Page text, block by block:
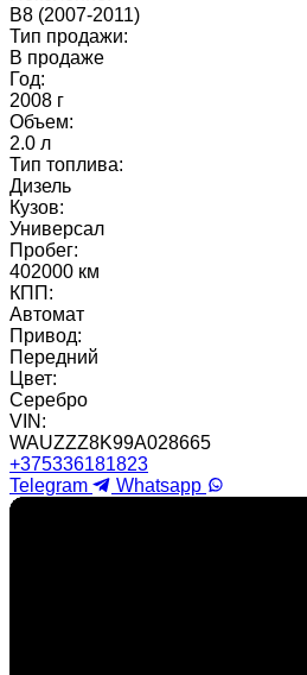
B8 (2007-2011)
Тип продажи:
В продаже
Год:
2008 г
Объем:
2.0 л
Тип топлива:
Дизель
Кузов:
Универсал
Пробег:
402000 км
КПП:
Автомат
Привод:
Передний
Цвет:
Серебро
VIN:
WAUZZZ8K99A028665
+375336181823
Telegram
Whatsapp